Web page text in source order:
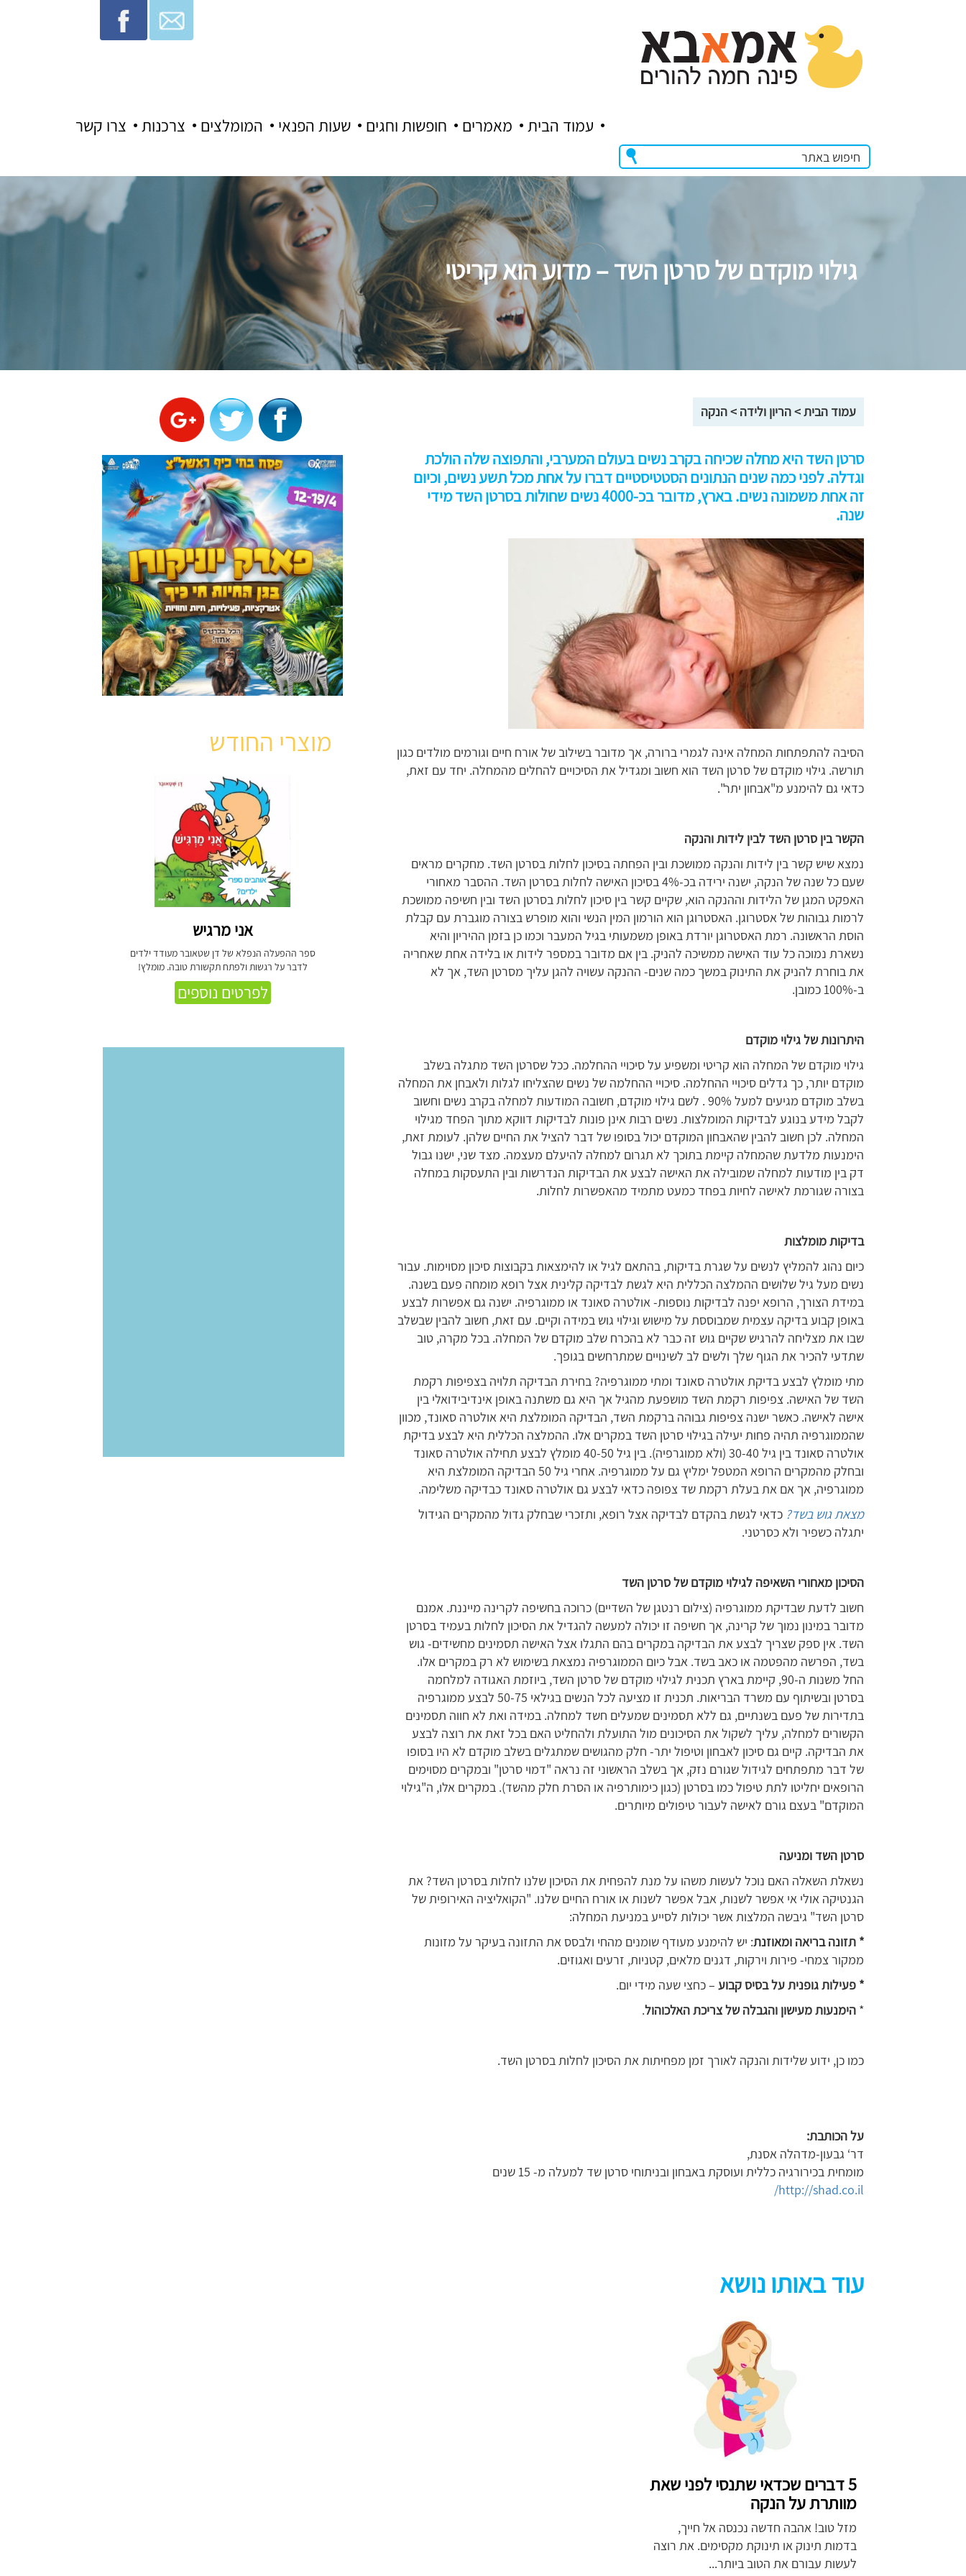
צרו קשר צרכנות המומלצים שעות הפנאי חופשות וחגים מאמרים עמוד הבית
גילוי מוקדם של סרטן השד – מדוע הוא קריטי
עמוד הבית>הריון ולידה >הנקה
סרטן השד היא מחלה שכיחה בקרב נשים בעולם המערבי, והתפוצה שלה הולכת
וגדלה. לפני כמה שנים הנתונים הסטטיסטיים דברו על אחת מכל תשע נשים, וכיום
זה אחת משמונה נשים. בארץ, מדובר בכ-4000 נשים שחולות בסרטן השד מידי
שנה.
הסיבה להתפתחות המחלה אינה לגמרי ברורה, אך מדובר בשילוב של אורח חיים וגורמים מולדים כגון
תורשה. גילוי מוקדם של סרטן השד הוא חשוב ומגדיל את הסיכויים להחלים מהמחלה. יחד עם זאת,
כדאי גם להימנע מ"אבחון יתר".
הקשר בין סרטן השד לבין לידות והנקה
נמצא שיש קשר בין לידות והנקה ממושכת ובין הפחתה בסיכון לחלות בסרטן השד. מחקרים מראים
שעם כל שנה של הנקה, ישנה ירידה בכ-4% בסיכון האישה לחלות בסרטן השד. ההסבר מאחורי
האפקט המגן של הלידות וההנקה הוא, שקיים קשר בין סיכון לחלות בסרטן השד ובין חשיפה ממושכת
לרמות גבוהות של אסטרוגן. האסטרוגן הוא הורמון המין הנשי והוא מופרש בצורה מוגברת עם קבלת
הוסת הראשונה. רמת האסטרוגן יורדת באופן משמעותי בגיל המעבר וכמו כן בזמן ההיריון והיא
נשארת נמוכה כל עוד האישה ממשיכה להניק. בין אם מדובר במספר לידות או בלידה אחת שאחריה
את בוחרת להניק את התינוק במשך כמה שנים- ההנקה עשויה להגן עליך מסרטן השד, אך לא
ב-100% כמובן.
היתרונותשלגילוי מוקדם
גילוי מוקדם של המחלה הוא קריטי ומשפיע על סיכויי ההחלמה. ככל שסרטן השד מתגלה בשלב
מוקדם יותר, כך גדלים סיכויי ההחלמה. סיכויי ההחלמה של נשים שהצליחו לגלות ולאבחן את המחלה
בשלב מוקדם מגיעים למעל 90% . לשם גילוי מוקדם, חשובה המודעות למחלה בקרב נשים וחשוב
לקבל מידע בנוגע לבדיקות המומלצות. נשים רבות אינן פונות לבדיקות דווקא מתוך הפחד מגילוי
המחלה. לכן חשוב להבין שהאבחון המוקדם יכול בסופו של דבר להציל את החיים שלהן. לעומת זאת,
הימנעות מלדעת שהמחלה קיימת בתוכך לא תגרום למחלה להיעלם מעצמה. מצד שני, ישנו גבול
דק בין מודעות למחלה שמובילה את האישה לבצע את הבדיקות הנדרשות ובין התעסקות במחלה
בצורה שגורמת לאישה לחיות בפחד כמעט מתמיד מהאפשרות לחלות.
בדיקותמומלצות
כיום נהוג להמליץ לנשים על שגרת בדיקות, בהתאם לגיל או להימצאות בקבוצות סיכון מסוימות. עבור
נשים מעל גיל שלושים ההמלצה הכללית היא לגשת לבדיקה קלינית אצל רופא מומחה פעם בשנה.
במידת הצורך, הרופא יפנה לבדיקות נוספות- אולטרה סאונד או ממוגרפיה. ישנה גם אפשרות לבצע
באופן קבוע בדיקה עצמית שמבוססת על מישוש וגילוי גוש במידה וקיים. עם זאת, חשוב להבין שבשלב
שבו את מצליחה להרגיש שקיים גוש זה כבר לא בהכרח שלב מוקדם של המחלה. בכל מקרה, טוב
שתדעי להכיר את הגוף שלך ולשים לב לשינויים שמתרחשים בגופך.
מתי מומלץ לבצע בדיקת אולטרה סאונד ומתי ממוגרפיה? בחירת הבדיקה תלויה בצפיפות רקמת
השד של האישה. צפיפות רקמת השד מושפעת מהגיל אך היא גם משתנה באופן אינדיבידואלי בין
אישה לאישה. כאשר ישנה צפיפות גבוהה ברקמת השד, הבדיקה המומלצת היא אולטרה סאונד, מכוון
שהממוגרפיה תהיה פחות יעילה בגילוי סרטן השד במקרים אלו. ההמלצה הכללית היא לבצע בדיקת
אולטרה סאונד בין גיל 30-40 (ולא ממוגרפיה). בין גיל 40-50 מומלץ לבצע תחילה אולטרה סאונד
ובחלק מהמקרים הרופא המטפל ימליץ גם על ממוגרפיה. אחרי גיל 50 הבדיקה המומלצת היא
ממוגרפיה, אך אם את בעלת רקמת שד צפופה כדאי לבצע גם אולטרה סאונד כבדיקה משלימה.
מצאת גוש בשד? כדאי לגשת בהקדם לבדיקה אצל רופא, ותזכרי שבחלק גדול מהמקרים הגידול
יתגלה כשפיר ולא כסרטני.
הסיכון מאחורי השאיפה לגילוי מוקדם שלסרטן השד
חשוב לדעת שבדיקת ממוגרפיה (צילום רנטגן של השדיים) כרוכה בחשיפה לקרינה מייננת. אמנם
מדובר במינון נמוך של קרינה, אך חשיפה זו יכולה למעשה להגדיל את הסיכון לחלות בעמיד בסרטן
השד. אין ספק שצריך לבצע את הבדיקה במקרים בהם התגלו אצל האישה תסמינים מחשידים- גוש
בשד, הפרשה מהפטמה או כאב בשד. אבל כיום הממוגרפיה נמצאת בשימוש לא רק במקרים אלו.
החל משנות ה-90, קיימת בארץ תכנית לגילוי מוקדם של סרטן השד, ביוזמת האגודה למלחמה
בסרטן ובשיתוף עם משרד הבריאות. תכנית זו מציעה לכל הנשים בגילאי 50-75 לבצע ממוגרפיה
בתדירות של פעם בשנתיים, גם ללא תסמינים שמעלים חשד למחלה. במידה ואת לא חווה תסמינים
הקשורים למחלה, עליך לשקול את הסיכונים מול התועלת ולהחליט האם בכל זאת את רוצה לבצע
את הבדיקה. קיים גם סיכון לאבחון וטיפול יתר- חלק מהגושים שמתגלים בשלב מוקדם לא היו בסופו
של דבר מתפתחים לגידול שגורם נזק, אך בשלב הראשוני זה נראה "דמוי סרטן" ובמקרים מסוימים
הרופאים יחליטו לתת טיפול כמו בסרטן (כגון כימותרפיה או הסרת חלק מהשד). במקרים אלו, ה"גילוי
המוקדם" בעצם גורם לאישה לעבור טיפולים מיותרים.
סרטן השד ומניעה
נשאלת השאלה האם נוכל לעשות משהו על מנת להפחית את הסיכון שלנו לחלות בסרטן השד? את
הגנטיקה אולי אי אפשר לשנות, אבל אפשר לשנות או אורח החיים שלנו. "הקואליציה האירופית של
סרטן השד" גיבשה המלצות אשר יכולות לסייע במניעת המחלה:
* תזונה בריאה ומאוזנת: יש להימנע מעודף שומנים מהחי ולבסס את התזונה בעיקר על מזונות
ממקור צמחי- פירות וירקות, דגנים מלאים, קטניות, זרעים ואגוזים.
* פעילותגופניתעלבסיס קבוע – כחצי שעה מידי יום.
* הימנעותמעישון והגבלה שלצריכתהאלכוהול.
כמו כן, ידוע שלידות והנקה לאורך זמן מפחיתות את הסיכון לחלות בסרטן השד.
על הכותבת:
דר‘ גבעון-מדהלה אסנת,
מומחית בכירורגיה כללית ועוסקת באבחון ובניתוחי סרטן שד למעלה מ- 15 שנים
http://shad.co.il/
עוד באותו נושא
5 דברים שכדאי שתנסי לפני שאת
מוותרת על הנקה
מזל טוב! אהבה חדשה נכנסה אל חייך,
בדמות תינוק או תינוקת מקסימים. את רוצה
לעשות עבורם את הטוב ביותר...
מוצרי החודש
אני מרגיש
ספר ההפעלה הנפלא של דן שטאובר מעודד ילדים
לדבר על רגשות ולפתח תקשורת טובה. מומלץ!
לפרטים נוספים